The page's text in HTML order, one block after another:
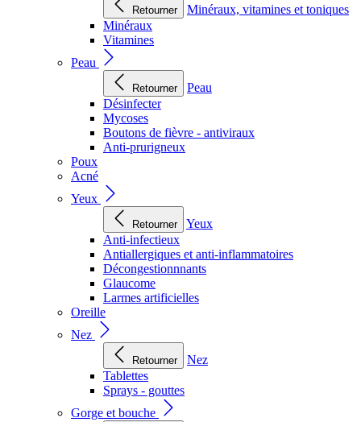
Retourner
Minéraux, vitamines et toniques
Minéraux
Vitamines
Peau
Retourner
Peau
Désinfecter
Mycoses
Boutons de fièvre - antiviraux
Anti-prurigneux
Poux
Acné
Yeux
Retourner
Yeux
Anti-infectieux
Antiallergiques et anti-inflammatoires
Décongestionnnants
Glaucome
Larmes artificielles
Oreille
Nez
Retourner
Nez
Tablettes
Sprays - gouttes
Gorge et bouche